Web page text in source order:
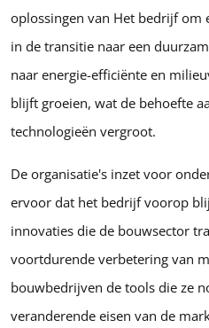
oplossingen van Het bedrijf om
in de transitie naar een
naar energie-efficiënte en
blijft groeien, wat de behoefte
technologieën vergroot.
De organisatie's inzet voor
ervoor dat het bedrijf voorop
innovaties die de bouwsector
voortdurende verbetering van
bouwbedrijven de tools die ze
veranderende eisen van de